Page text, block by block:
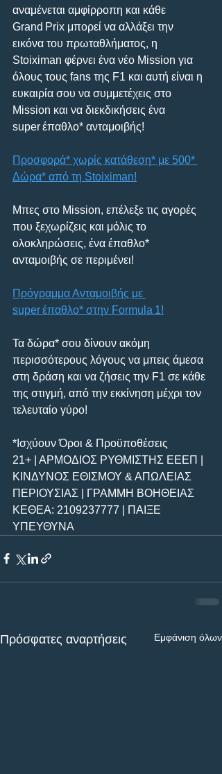
αναμένεται αμφίρροπη και κάθε
Grand Prix μπορεί να αλλάξει την
εικόνα του πρωταθλήματος, η
Stoiximan φέρνει ένα νέο Mission για
όλους τους fans της F1 και αυτή είναι η
ευκαιρία σου να συμμετέχεις στο
Mission και να διεκδικήσεις ένα
super έπαθλο* ανταμοιβής!
Προσφορά* χωρίς κατάθεση* με 500*
Δώρα* από τη Stoiximan!
Μπες στο Mission, επέλεξε τις αγορές
που ξεχωρίζεις και μόλις το
ολοκληρώσεις, ένα έπαθλο*
ανταμοιβής σε περιμένει!
Πρόγραμμα Ανταμοιβής με
super έπαθλο* στην Formula 1!
Τα δώρα* σου δίνουν ακόμη
περισσότερους λόγους να μπεις άμεσα
στη δράση και να ζήσεις την F1 σε κάθε
της στιγμή, από την εκκίνηση μέχρι τον
τελευταίο γύρο!
*Ισχύουν Όροι & Προϋποθέσεις
21+ | ΑΡΜΟΔΙΟΣ ΡΥΘΜΙΣΤΗΣ ΕΕΕΠ |
ΚΙΝΔΥΝΟΣ ΕΘΙΣΜΟΥ & ΑΠΩΛΕΙΑΣ
ΠΕΡΙΟΥΣΙΑΣ | ΓΡΑΜΜΗ ΒΟΗΘΕΙΑΣ
ΚΕΘΕΑ: 2109237777 | ΠΑΙΞΕ
ΥΠΕΥΘΥΝΑ
Πρόσφατες αναρτήσεις Εμφάνιση όλων